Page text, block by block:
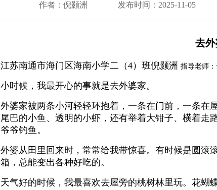
作者：倪颢洲 发布时间：2025-11-05
去
江苏南通市海门区海南小学二（4）班倪颢洲 指导老师
小时候，我最开心的事就是去外婆家。
外婆家被两条小河轻轻环抱着，一条在门前，一条在
尾巴的小鱼、透明的小虾，还有举着大钳子、横着走
爷爷钓鱼。
外婆从田里回来时，常常给我带惊喜。有时候是圆滚
箱，总能变出各种好吃的。
天气好的时候，我最喜欢去屋旁的桃树林里玩。花蝴